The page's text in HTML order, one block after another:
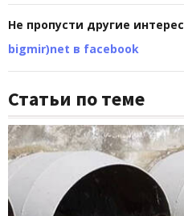
Не пропусти другие
bigmir)net в facebook
Статьи по теме